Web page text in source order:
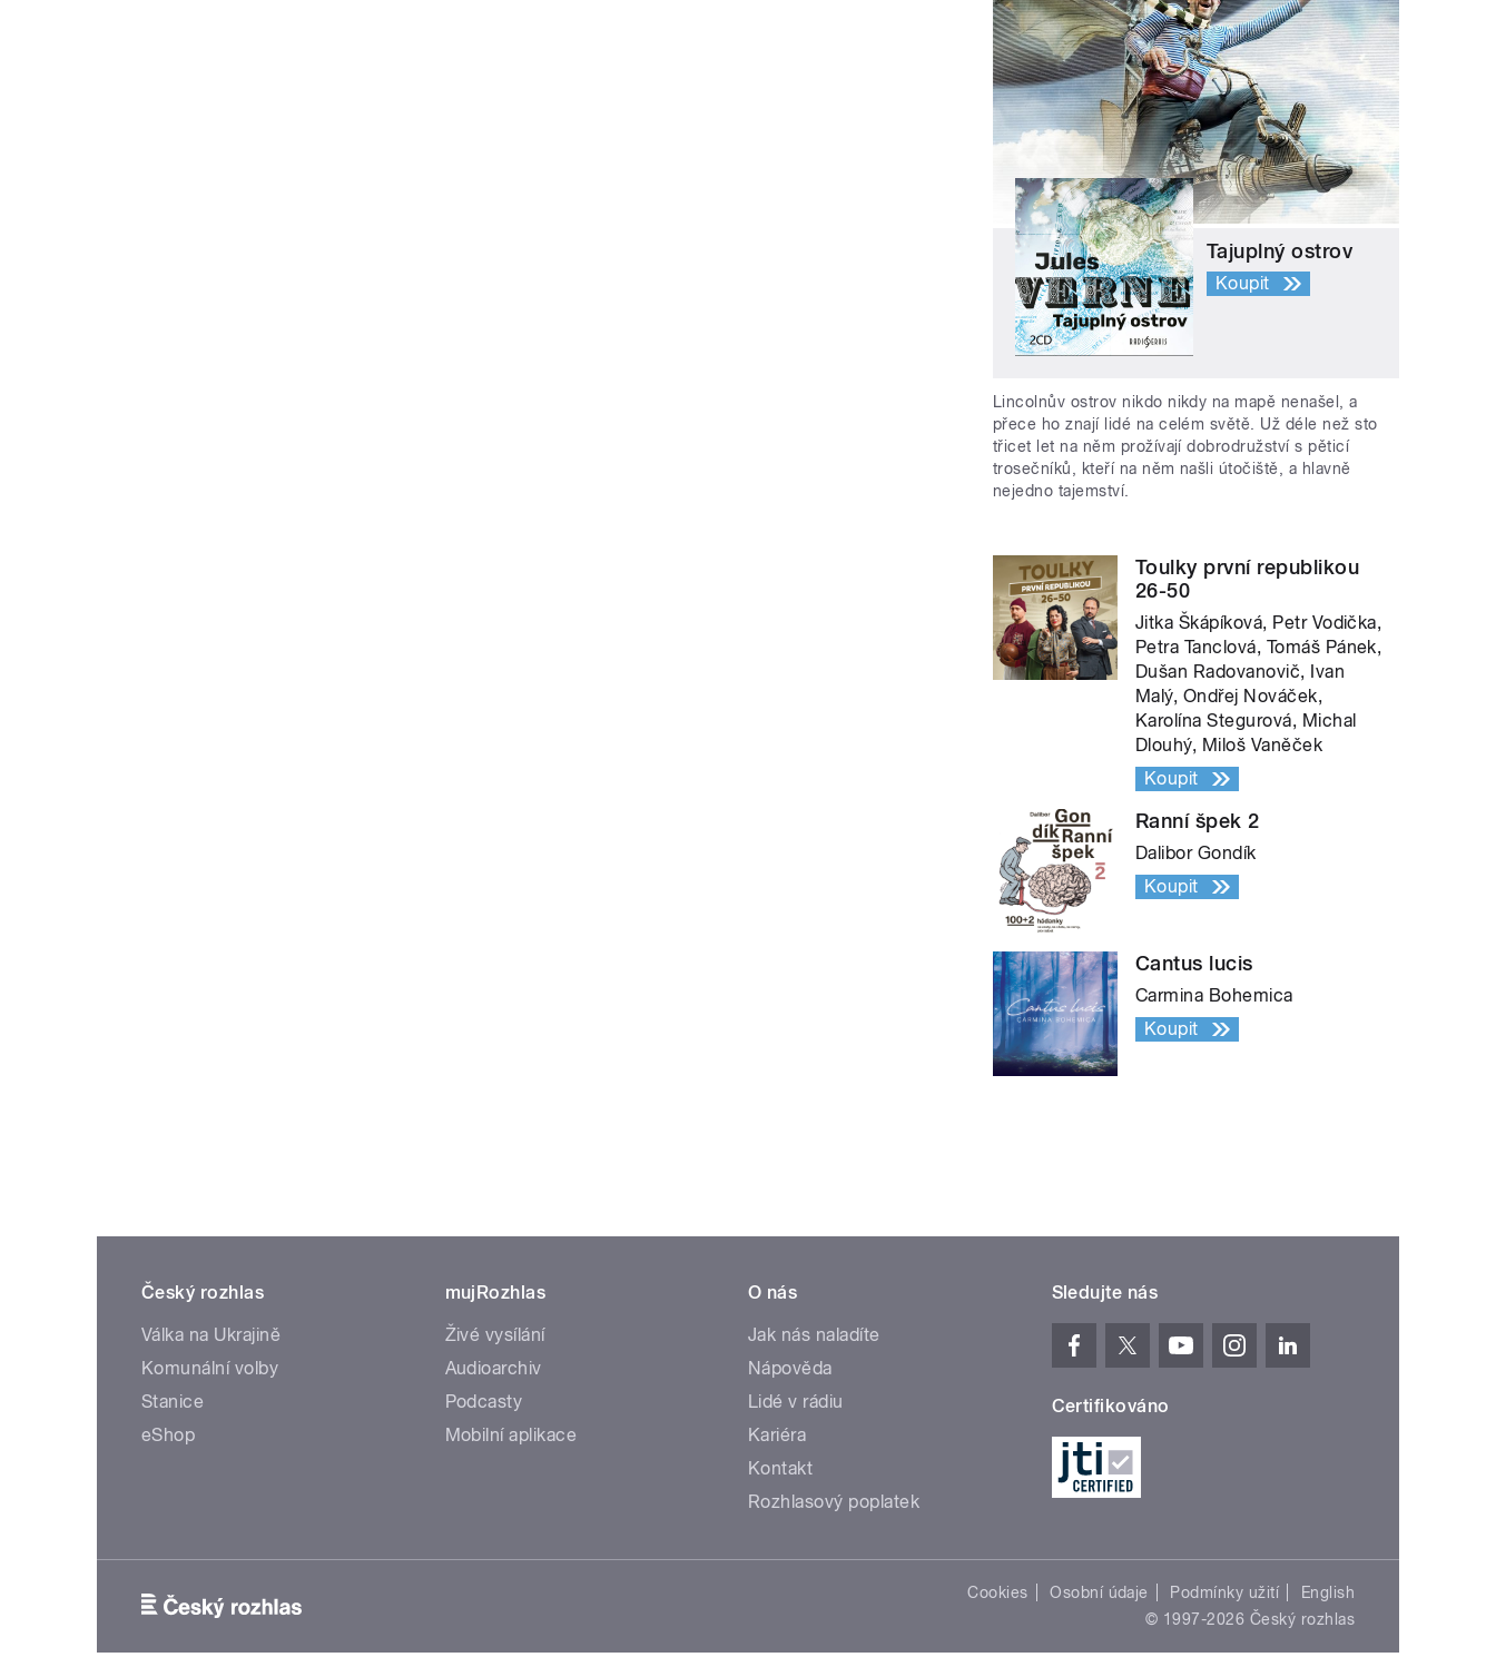
Tajuplný ostrov
Koupit
Lincolnův ostrov nikdo nikdy na mapě nenašel, a
přece ho znají lidé na celém světě. Už déle než sto
třicet let na něm prožívají dobrodružství s pěticí
trosečníků, kteří na něm našli útočiště, a hlavně
nejedno tajemství.
Toulky první republikou
26-50
Jitka Škápíková, Petr Vodička,
Petra Tanclová, Tomáš Pánek,
Dušan Radovanovič, Ivan
Malý, Ondřej Nováček,
Karolína Stegurová, Michal
Dlouhý, Miloš Vaněček
Koupit
Ranní špek 2
Dalibor Gondík
Koupit
Cantus lucis
Carmina Bohemica
Koupit
Český rozhlas
Válka na Ukrajině
Komunální volby
Stanice
eShop
mujRozhlas
Živé vysílání
Audioarchiv
Podcasty
Mobilní aplikace
O nás
Jak nás naladíte
Nápověda
Lidé v rádiu
Kariéra
Kontakt
Rozhlasový poplatek
Sledujte nás
Certifikováno
Cookies Osobní údaje Podmínky užití
English
© 1997-2026 Český rozhlas